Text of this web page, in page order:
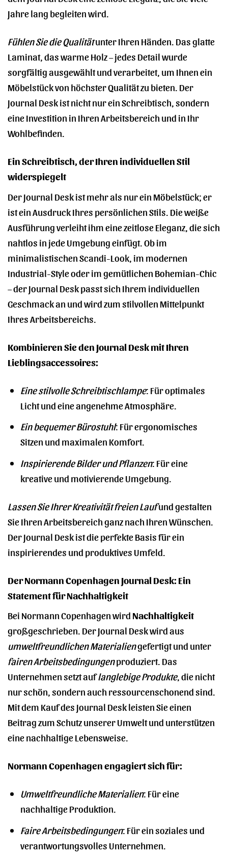
Jahre lang begleiten wird.
Fühlen Sie die Qualitätunter Ihren Händen. Das glatte
Laminat, das warme Holz – jedes Detail wurde
sorgfältig ausgewählt und verarbeitet, um Ihnen ein
Möbelstück von höchster Qualität zu bieten. Der
Journal Desk ist nicht nur ein Schreibtisch, sondern
eine Investition in Ihren Arbeitsbereich und in Ihr
Wohlbefinden.
Ein Schreibtisch, der Ihren individuellen Stil
widerspiegelt
Der Journal Desk ist mehr als nur ein Möbelstück; er
ist ein Ausdruck Ihres persönlichen Stils. Die weiße
Ausführung verleiht ihm eine zeitlose Eleganz, die sich
nahtlos in jede Umgebung einfügt. Ob im
minimalistischen Scandi-Look, im modernen
Industrial-Style oder im gemütlichen Bohemian-Chic
– der Journal Desk passt sich Ihrem individuellen
Geschmack an und wird zum stilvollen Mittelpunkt
Ihres Arbeitsbereichs.
Kombinieren Sie den Journal Desk mit Ihren
Lieblingsaccessoires:
Eine stilvolle Schreibtischlampe: Für optimales
Licht und eine angenehme Atmosphäre.
Ein bequemer Bürostuhl: Für ergonomisches
Sitzen und maximalen Komfort.
Inspirierende Bilder und Pflanzen: Für eine
kreative und motivierende Umgebung.
Lassen Sie Ihrer Kreativität freien Laufund gestalten
Sie Ihren Arbeitsbereich ganz nach Ihren Wünschen.
Der Journal Desk ist die perfekte Basis für ein
inspirierendes und produktives Umfeld.
Der Normann Copenhagen Journal Desk: Ein
Statement für Nachhaltigkeit
Bei Normann Copenhagen wird Nachhaltigkeit
großgeschrieben. Der Journal Desk wird aus
umweltfreundlichen Materialiengefertigt und unter
fairen Arbeitsbedingungenproduziert. Das
Unternehmen setzt auflanglebige Produkte, die nicht
nur schön, sondern auch ressourcenschonend sind.
Mit dem Kauf des Journal Desk leisten Sie einen
Beitrag zum Schutz unserer Umwelt und unterstützen
eine nachhaltige Lebensweise.
Normann Copenhagen engagiert sich für:
Umweltfreundliche Materialien: Für eine
nachhaltige Produktion.
Faire Arbeitsbedingungen: Für ein soziales und
verantwortungsvolles Unternehmen.